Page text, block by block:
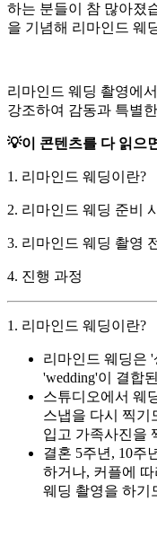
하는 분들이 참 많아졌
을 기념해 리마인드 웨
리마인드 웨딩 촬영에
강조하여 감동과 특별
💡이 콘텐츠를 다 읽으
1. 리마인드 웨딩이란?
2. 리마인드 웨딩 준비
3. 리마인드 웨딩 촬영
4. 진행 과정
1. 리마인드 웨딩이란?
리마인드 웨딩은
'wedding'이 결합
스튜디오에서 웨
스냅을 다시 찍기
입고 가족사진을
결혼 5주년, 10주
하거나, 커플에
웨딩 촬영을 하기